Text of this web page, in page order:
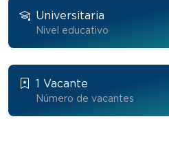
Universitaria
Nivel educativo
1 Vacante
Número de vacantes